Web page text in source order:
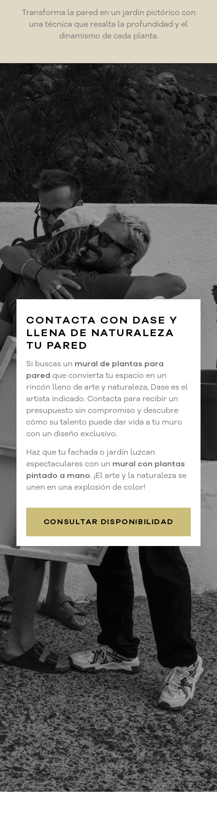
Transforma la pared en un jardín pictórico con
una técnica que resalta la profundidad y el
dinamismo de cada planta.
CONTACTA CON DASE Y
LLENA DE NATURALEZA
TU PARED
Si buscas un mural de plantas para
pared que convierta tu espacio en un
rincón lleno de arte y naturaleza, Dase es el
artista indicado. Contacta para recibir un
presupuesto sin compromiso y descubre
cómo su talento puede dar vida a tu muro
con un diseño exclusivo.
Haz que tu fachada o jardín luzcan
espectaculares con un mural con plantas
pintado a mano. ¡El arte y la naturaleza se
unen en una explosión de color!
CONSULTAR DISPONIBILIDAD